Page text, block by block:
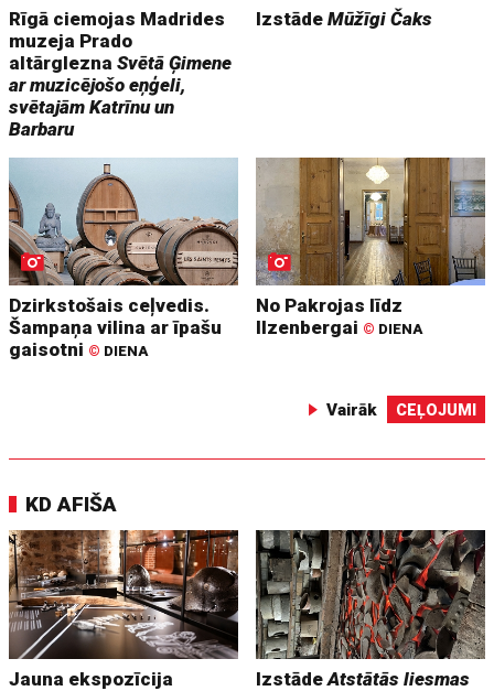
Rīgā ciemojas Madrides
muzeja Prado
altārgleznaSvētā Ģimene
ar muzicējošo eņģeli,
svētajām Katrīnu un
Barbaru
IzstādeMūžīgi Čaks
Dzirkstošais ceļvedis.
Šampaņa vilina ar īpašu
gaisotni © DIENA
No Pakrojas līdz
Ilzenbergai © DIENA
Vairāk CEĻOJUMI
KD AFIŠA
Jauna ekspozīcija
IzstādeAtstātās liesmas